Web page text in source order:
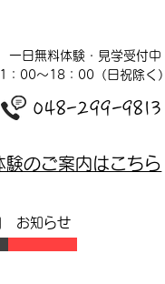
一日無料体験・見学受付中
：00～18：00（日祝除く）
048-299-9813
験のご案内はこちら
お知らせ